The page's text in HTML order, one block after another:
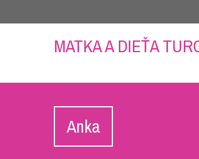
MATKA A DIEŤA
Anka